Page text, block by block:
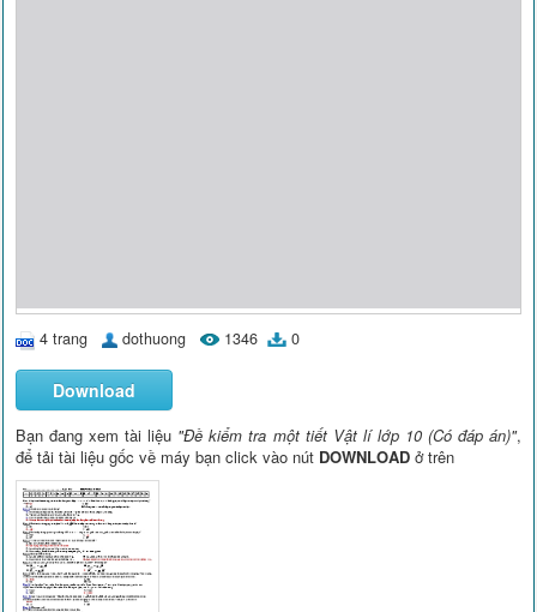
4 trang dothuong 1346 0
Download
Bạn đang xem tài liệu "Đề kiểm tra một tiết Vật lí lớp 10 (Có đáp án)",
để tải tài liệu gốc về máy bạn click vào nút DOWNLOAD ở trên